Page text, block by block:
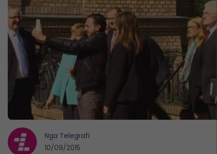
Nga Telegrafi
10/09/2015